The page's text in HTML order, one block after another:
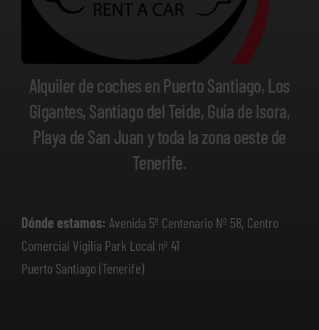
Alquiler de coches en Puerto Santiago, Los
Gigantes, Santiago del Teide, Guía de Isora,
Playa de San Juan y toda la zona oeste de
Tenerife.
Dónde estamos: Avenida 5º Centenario Nº 58, Centro
Comercial Vigilia Park Local nº 41
Puerto Santiago (Tenerife)